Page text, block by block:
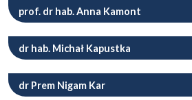
prof. dr hab. Anna Kamont
dr hab. Michał Kapustka
dr Prem Nigam Kar